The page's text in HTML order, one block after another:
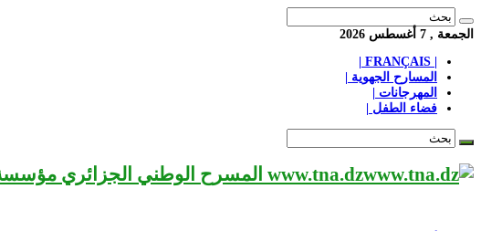
الجمعة , 7 أغسطس 2026
المسارح الجهوية |
المهرجانات |
فضاء الطفل |
www.tna.dz المسرح الوطني الجزائري مؤسسة ثقافية عريقة تابعة لوزارة الثقافة-الجزائر، يحمل اسم العميد «محي الدين بشطارزي».